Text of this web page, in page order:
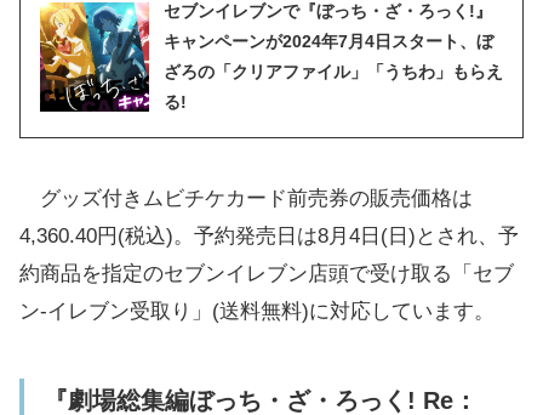
セブンイレブンで『ぼっち・ざ・ろっく!』
キャンペーンが2024年7月4日スタート、ぼ
ざろの「クリアファイル」「うちわ」もらえ
る!
グッズ付きムビチケカード前売券の販売価格は
4,360.40円(税込)。予約発売日は8月4日(日)とされ、予
約商品を指定のセブンイレブン店頭で受け取る「セブ
ン-イレブン受取り」(送料無料)に対応しています。
『劇場総集編ぼっち・ざ・ろっく! Re：